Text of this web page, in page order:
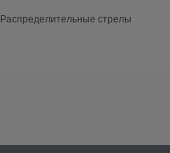
Распределительные стрелы